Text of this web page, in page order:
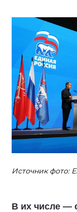
Источник фото:
В их числе —